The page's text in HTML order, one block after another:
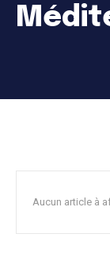
Aucun article à